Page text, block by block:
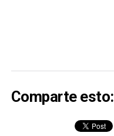
Comparte esto: